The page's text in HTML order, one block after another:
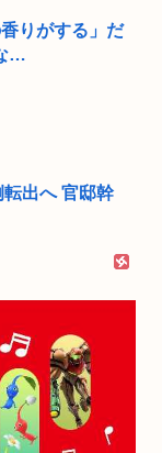
りがする」だ
…
転出へ 官邸幹